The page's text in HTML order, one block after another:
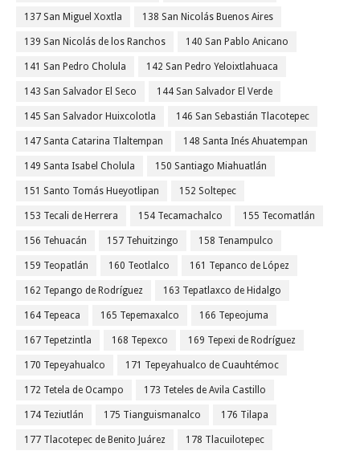
137 San Miguel Xoxtla 138 San Nicolás Buenos Aires
139 San Nicolás de los Ranchos 140 San Pablo Anicano
141 San Pedro Cholula 142 San Pedro Yeloixtlahuaca
143 San Salvador El Seco 144 San Salvador El Verde
145 San Salvador Huixcolotla 146 San Sebastián Tlacotepec
147 Santa Catarina Tlaltempan 148 Santa Inés Ahuatempan
149 Santa Isabel Cholula 150 Santiago Miahuatlán
151 Santo Tomás Hueyotlipan 152 Soltepec
153 Tecali de Herrera 154 Tecamachalco 155 Tecomatlán
156 Tehuacán 157 Tehuitzingo 158 Tenampulco
159 Teopatlán 160 Teotlalco 161 Tepanco de López
162 Tepango de Rodríguez 163 Tepatlaxco de Hidalgo
164 Tepeaca 165 Tepemaxalco 166 Tepeojuma
167 Tepetzintla 168 Tepexco 169 Tepexi de Rodríguez
170 Tepeyahualco 171 Tepeyahualco de Cuauhtémoc
172 Tetela de Ocampo 173 Teteles de Avila Castillo
174 Teziutlán 175 Tianguismanalco 176 Tilapa
177 Tlacotepec de Benito Juárez 178 Tlacuilotepec